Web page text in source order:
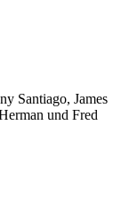
Santiago, James
und Fred